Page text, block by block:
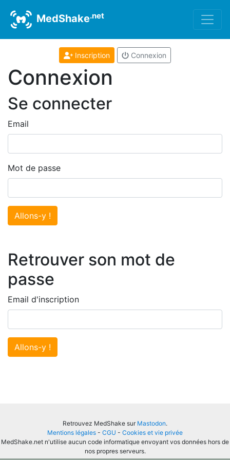
MedShake.net
Inscription Connexion
Connexion
Se connecter
Email
Mot de passe
Allons-y !
Retrouver son mot de
passe
Email d'inscription
Allons-y !
Retrouvez MedShake sur Mastodon.
Mentions légales - CGU - Cookies et vie privée
MedShake.net n'utilise aucun code informatique envoyant vos données hors de
nos propres serveurs.